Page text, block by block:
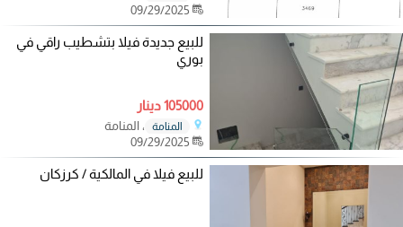
للبيع جديدة فيلا بتشطيب راقي في
بوري
105000 دينار
المنامة
، المنامة
للبيع فيلا في المالكية / كرزكان